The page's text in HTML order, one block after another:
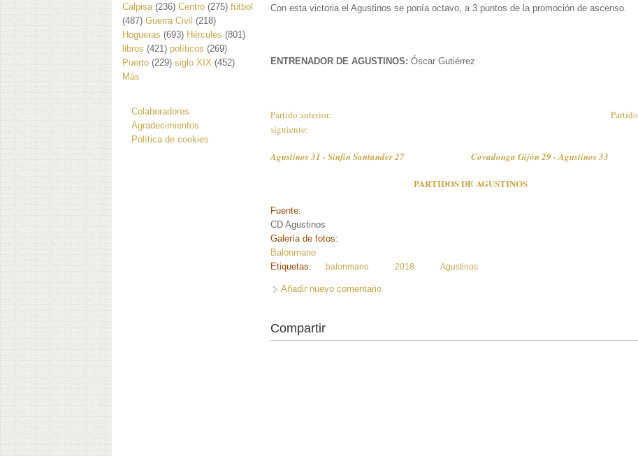
Con esta victoria el Agustinos se ponía octavo, a 3 puntos de la promoción de ascenso.
ENTRENADOR DE AGUSTINOS:Óscar Gutiérrez
Partido anterior:
Partido
siguiente:
Agustinos 31 - Sinfín Santander 27 Covadonga Gijón 29 - Agustinos 33
PARTIDOS DE AGUSTINOS
Fuente:
CD Agustinos
Galería de fotos:
Balonmano
Etiquetas:
balonmano 2018 Agustinos
Añadir nuevo comentario
Compartir
Calpisa (236) Centro (275) fútbol
(487) Guerra Civil (218)
Hogueras (693) Hércules (801)
libros (421) políticos (269)
Puerto (229) siglo XIX (452)
Más
Colaboradores
Agradecimientos
Política de cookies